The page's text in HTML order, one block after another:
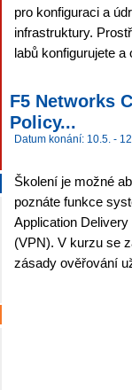
pro konfiguraci a
infrastruktury.
labů konfigurujete
F5 Networks
Policy...
Datum konání: 10.5. -
Školení je možné
poznáte funkce
Application
(VPN). V kurzu se
zásady ověřování